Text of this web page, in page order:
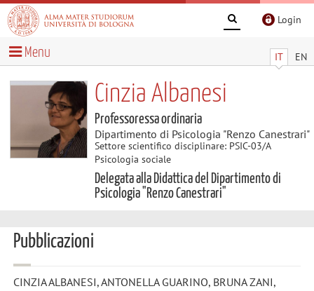
Login
IT EN
Menu
Cinzia Albanesi
Professoressa ordinaria
Dipartimento di Psicologia "Renzo Canestrari"
Settore scientifico disciplinare: PSIC-03/A
Psicologia sociale
Delegata alla Didattica del Dipartimento di
Psicologia "Renzo Canestrari"
Pubblicazioni
CINZIA ALBANESI, ANTONELLA GUARINO, BRUNA ZANI,